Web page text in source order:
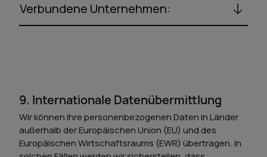
Verbundene Unternehmen:
9. Internationale Datenübermittlung
Wir können Ihre personenbezogenen Daten in Länder
außerhalb der Europäischen Union (EU) und des
Europäischen Wirtschaftsraums (EWR) übertragen. In